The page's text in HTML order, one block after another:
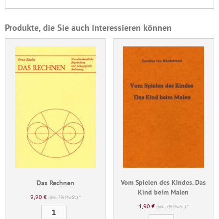
Produkte, die Sie auch interessieren können
Das Rechnen
9,90€ (inkl. 7% MwSt.) *
Vom Spielen des Kindes. Das
Kind beim Malen
4,90 € (inkl. 7% MwSt.) *